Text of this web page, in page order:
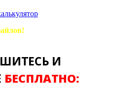
И
БЕСПЛАТНО: